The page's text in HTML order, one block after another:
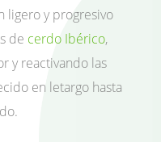
ligero y progresivo
de cerdo Ibérico,
y reactivando las
en letargo hasta